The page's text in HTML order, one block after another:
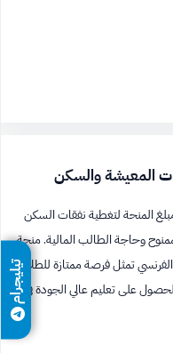
المعيشة والسكن
المنحة لتغطية نفقات السكن
وحاجة الطالب المالية. منحة
ماجستير إدارة الأعمال في معهد INSEAD الفرنسي تمثل فرصة ممتازة للطلاب
على تعليم عالي الجودة في تيليجرام